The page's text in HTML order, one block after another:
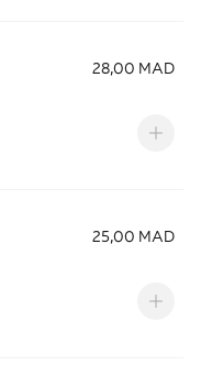
28,00 MAD
25,00 MAD